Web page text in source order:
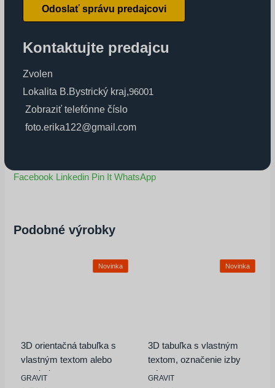
Kontaktujte predajcu
Zvolen
Lokalita B.Bystrický kraj,96001
Zobraziť telefónne číslo
foto.erika122@gmail.com
Odoslať správu predajcovi
Facebook Linkedin Pin It WhatsApp
Podobné výrobky
3D orientačná tabuľka s
vlastným textom alebo
symbolom
Novinka
GRAVIT
3D tabuľka s vlastným
textom, označenie izby
priestoru
Novinka
GRAVIT